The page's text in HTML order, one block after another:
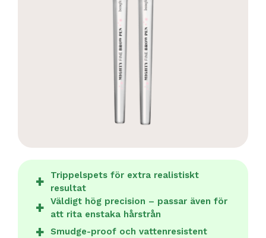
Trippelspets för extra realistiskt
resultat
Väldigt hög precision – passar även för
att rita enstaka hårstrån
Smudge-proof och vattenresistent